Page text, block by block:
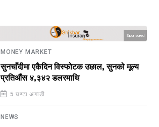
Sponsored
MONEY MARKET
सुनचाँदीमा एकैदिन विस्फोटक उछाल, सुनको मूल्य
प्रतिऔंस ४,३४२ डलरमाथि
5 घण्टा अगाडी
NEWS